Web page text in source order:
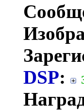
DSP: